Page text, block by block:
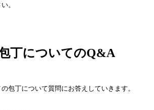
。
丁についてのQ&A
包丁について質問にお答えしていきます。